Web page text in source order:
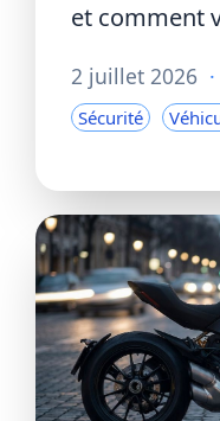
et comment
2 juillet 2026 ·
Sécurité